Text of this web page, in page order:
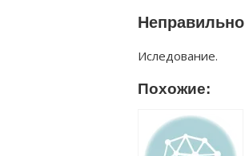
Неправильно
Иследование.
Похожие: